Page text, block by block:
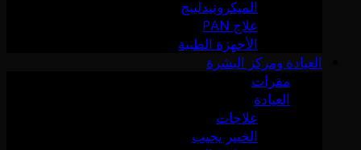
الميكرونيدلينج
علاج PAN
الأجهزة الطبية
العيادة ومركز البشرة
مقرات
العيادة
علاجات
الخبير يجيب